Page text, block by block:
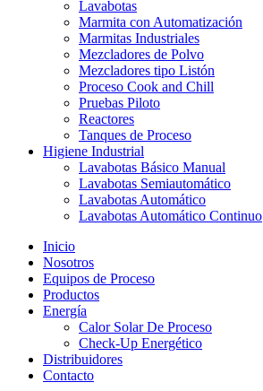
Lavabotas
Marmita con Automatización
Marmitas Industriales
Mezcladores de Polvo
Mezcladores tipo Listón
Proceso Cook and Chill
Pruebas Piloto
Reactores
Tanques de Proceso
Higiene Industrial
Lavabotas Básico Manual
Lavabotas Semiautomático
Lavabotas Automático
Lavabotas Automático Continuo
Inicio
Nosotros
Equipos de Proceso
Productos
Energía
Calor Solar De Proceso
Check-Up Energético
Distribuidores
Contacto